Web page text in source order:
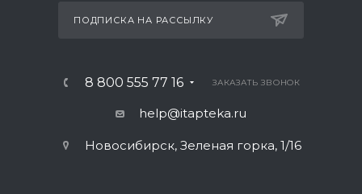
ПОДПИСКА НА РАССЫЛКУ
8 800 555 77 16 ЗАКАЗАТЬ ЗВОНОК
help@itapteka.ru
Новосибирск, Зеленая горка, 1/16